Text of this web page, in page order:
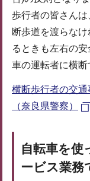
歩行者の皆さん
断歩道を渡らな
るときも左右の
車の運転者に横断
横断歩行者の交
（奈良県警察）
自転車を使
ービス業務